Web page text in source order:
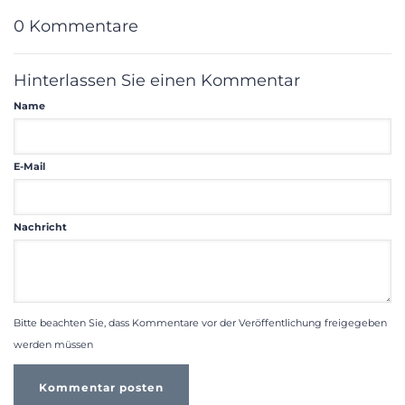
0 Kommentare
Hinterlassen Sie einen Kommentar
Name
E-Mail
Nachricht
Bitte beachten Sie, dass Kommentare vor der Veröffentlichung freigegeben
werden müssen